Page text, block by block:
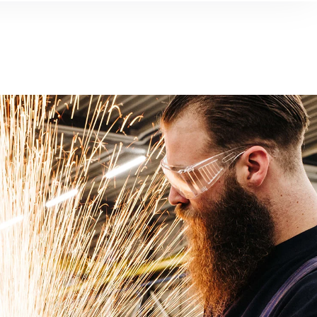
IJsselstein
Leiden
Rotterdam
Roemenië